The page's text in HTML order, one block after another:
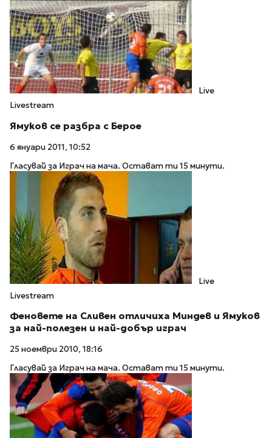
Live
Livestream
Ямуков се разбра с Берое
6 януари 2011, 10:52
Гласувай за Играч на мача. Остават ти 15 минути.
Live
Livestream
Феновете на Сливен отличиха Миндев и Ямуков
за най-полезен и най-добър играч
25 ноември 2010, 18:16
Гласувай за Играч на мача. Остават ти 15 минути.